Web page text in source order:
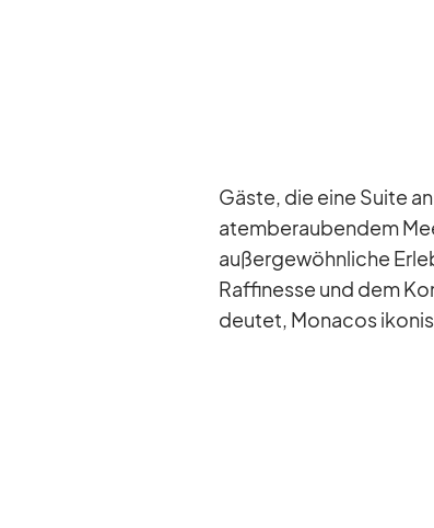
Gäste, die eine Suite
atem­be­rau­ben­dem
au­ßer­ge­wöhn­li­che
Raf­fi­nesse und dem
deu­tet, Mo­na­cos